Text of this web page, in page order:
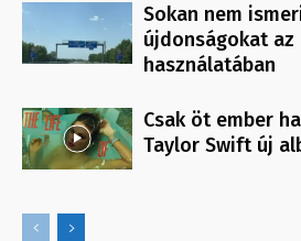
Sokan nem
újdonságokat
használatában
Csak öt ember
Taylor Swift új